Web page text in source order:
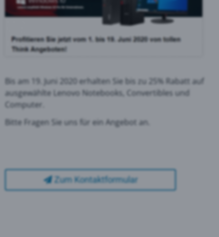
Bis am 19. Juni 2020 erhalten Sie bis zu 25% Rabatt auf
ausgewählte Lenovo Notebooks, Convertibles und
Computer.
Bitte Fragen Sie uns für ein Angebot an.
Zum Kontaktformular